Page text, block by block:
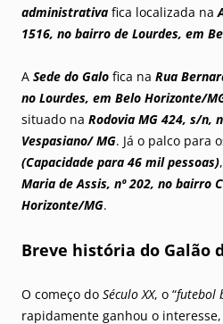
administrativa fica localizada na
1516, no bairro de Lourdes, em
A Sede do Galo fica na Rua
no Lourdes, em Belo Horizonte/
situado na Rodovia MG 424, s/n,
Vespasiano/ MG. Já o palco para
(Capacidade para 46 mil pessoas)
Maria de Assis, nº 202, no bairro
Horizonte/MG.
Breve história do Galão
O começo do Século XX, o “futebol
rapidamente ganhou o